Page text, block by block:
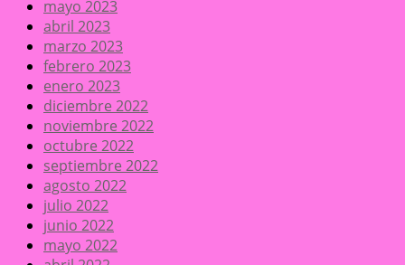
mayo 2023
abril 2023
marzo 2023
febrero 2023
enero 2023
diciembre 2022
noviembre 2022
octubre 2022
septiembre 2022
agosto 2022
julio 2022
junio 2022
mayo 2022